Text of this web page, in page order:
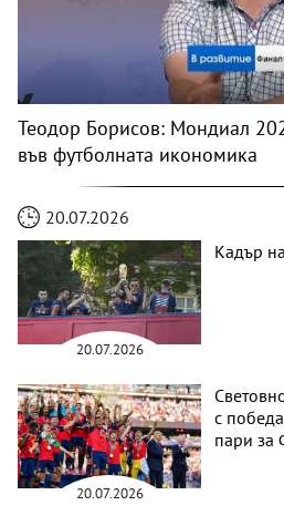
Теодор Борисов: Мондиал
във футболната икономика
20.07.2026
20.07.2026
Кадър
20.07.2026
с
пари